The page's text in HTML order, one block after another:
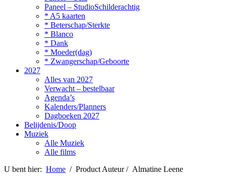
Paneel – StudioSchilderachtig
* A5 kaarten
* Beterschap/Sterkte
* Blanco
* Dank
* Moeder(dag)
* Zwangerschap/Geboorte
2027
Alles van 2027
Verwacht – bestelbaar
Agenda’s
Kalenders/Planners
Dagboeken 2027
Belijdenis/Doop
Muziek
Alle Muziek
Alle films
U bent hier: Home / Product Auteur / Almatine Leene